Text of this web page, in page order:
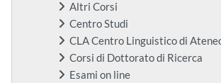
Altri Corsi
Centro Studi
CLA Centro Linguistico di
Corsi di Dottorato di Ricerca
Esami on line